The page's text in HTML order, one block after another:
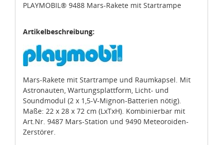
PLAYMOBIL® 9488 Mars-Rakete mit Startrampe
Artikelbeschreibung:
Mars-Rakete mit Startrampe und Raumkapsel. Mit
Astronauten, Wartungsplattform, Licht- und
Soundmodul (2 x 1,5-V-Mignon-Batterien nötig).
Maße: 22 x 28 x 72 cm (LxTxH). Kombinierbar mit
Art.Nr. 9487 Mars-Station und 9490 Meteoroiden-
Zerstörer.